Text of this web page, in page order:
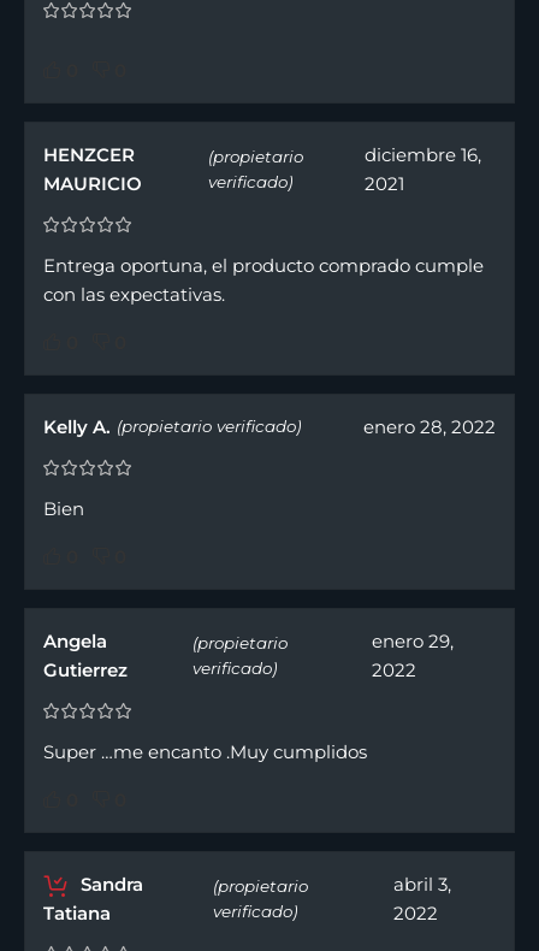
HENZCER
MAURICIO
(propietario
verificado)
diciembre 16,
2021
Entrega oportuna, el producto comprado cumple
con las expectativas.
Kelly A. (propietario verificado) enero 28, 2022
Bien
Angela
Gutierrez
(propietario
verificado)
enero 29,
2022
Super …me encanto .Muy cumplidos
Sandra
Tatiana
(propietario
verificado)
abril 3,
2022